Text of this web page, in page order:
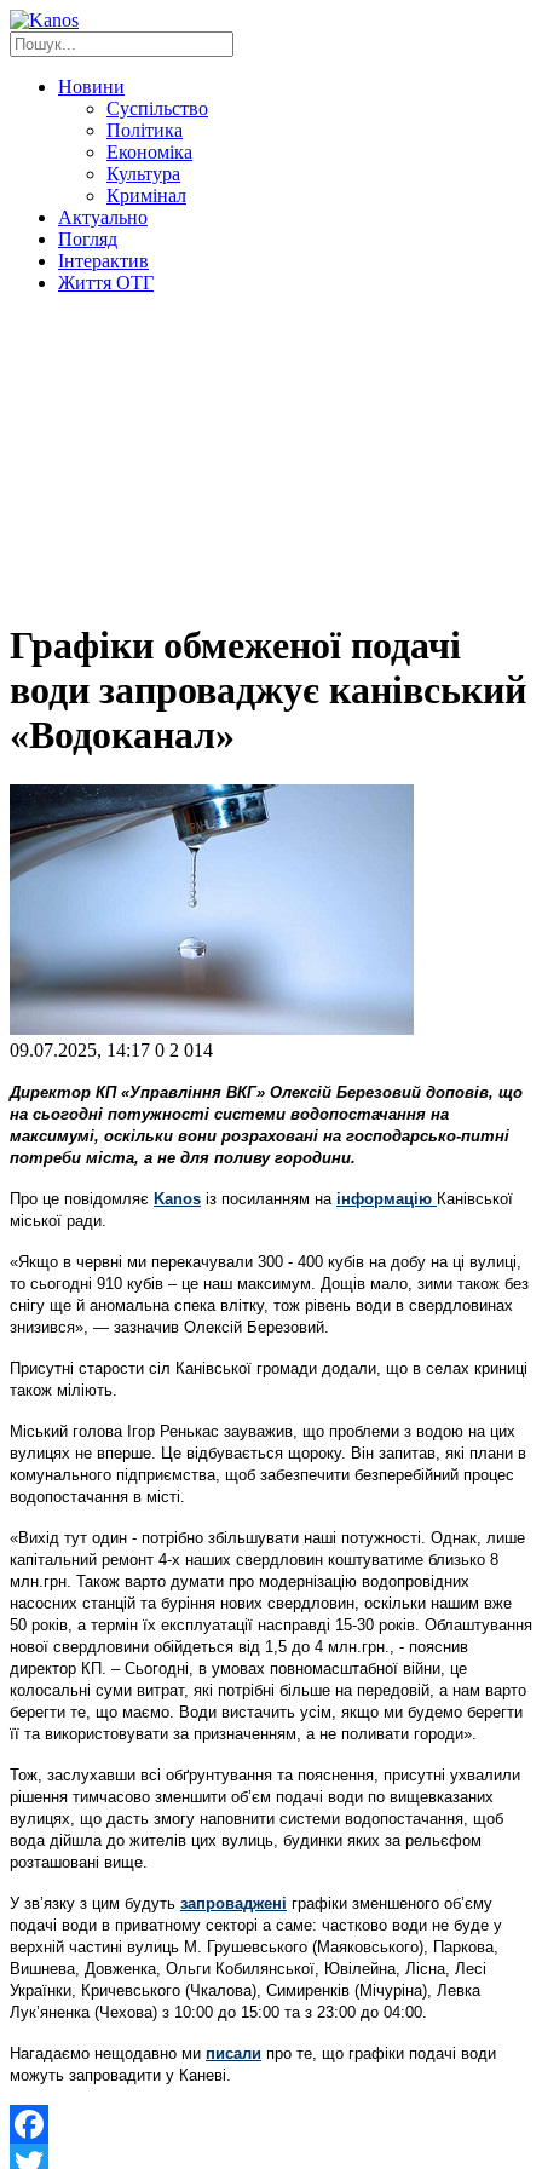
Новини
Суспільство
Політика
Економіка
Культура
Кримінал
Актуально
Погляд
Інтерактив
Життя ОТГ
Графіки обмеженої подачі
води запроваджує канівський
«Водоканал»
09.07.2025, 14:17 0 2 014
Директор КП «Управління ВКГ» Олексій Березовий доповів, що
на сьогодні потужності системи водопостачання на
максимумі, оскільки вони розраховані на господарсько-питні
потреби міста, а не для поливу городини.
Про це повідомляє Kanos із посиланням на інформацію Канівської
міської ради.
«Якщо в червні ми перекачували 300 - 400 кубів на добу на ці вулиці,
то сьогодні 910 кубів – це наш максимум. Дощів мало, зими також без
снігу ще й аномальна спека влітку, тож рівень води в свердловинах
знизився», — зазначив Олексій Березовий.
Присутні старости сіл Канівської громади додали, що в селах криниці
також міліють.
Міський голова Ігор Ренькас зауважив, що проблеми з водою на цих
вулицях не вперше. Це відбувається щороку. Він запитав, які плани в
комунального підприємства, щоб забезпечити безперебійний процес
водопостачання в місті.
«Вихід тут один - потрібно збільшувати наші потужності. Однак, лише
капітальний ремонт 4-х наших свердловин коштуватиме близько 8
млн.грн. Також варто думати про модернізацію водопровідних
насосних станцій та буріння нових свердловин, оскільки нашим вже
50 років, а термін їх експлуатації насправді 15-30 років. Облаштування
нової свердловини обійдеться від 1,5 до 4 млн.грн., - пояснив
директор КП. – Сьогодні, в умовах повномасштабної війни, це
колосальні суми витрат, які потрібні більше на передовій, а нам варто
берегти те, що маємо. Води вистачить усім, якщо ми будемо берегти
її та використовувати за призначенням, а не поливати городи».
Тож, заслухавши всі обґрунтування та пояснення, присутні ухвалили
рішення тимчасово зменшити об’єм подачі води по вищевказаних
вулицях, що дасть змогу наповнити системи водопостачання, щоб
вода дійшла до жителів цих вулиць, будинки яких за рельєфом
розташовані вище.
У зв’язку з цим будуть запроваджені графіки зменшеного об’єму
подачі води в приватному секторі а саме: частково води не буде у
верхній частині вулиць М. Грушевського (Маяковського), Паркова,
Вишнева, Довженка, Ольги Кобилянської, Ювілейна, Лісна, Лесі
Українки, Кричевського (Чкалова), Симиренків (Мічуріна), Левка
Лук’яненка (Чехова) з 10:00 до 15:00 та з 23:00 до 04:00.
Нагадаємо нещодавно ми писали про те, що графіки подачі води
можуть запровадити у Каневі.
Facebook